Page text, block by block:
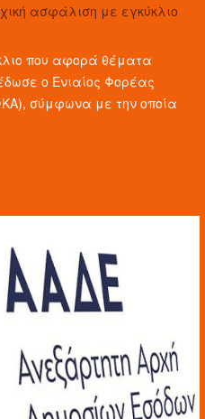
ασφάλιση με εγκύκλιο
που αφορά θέματα
ο Ενιαίος Φορέας
σύμφωνα με την οποία